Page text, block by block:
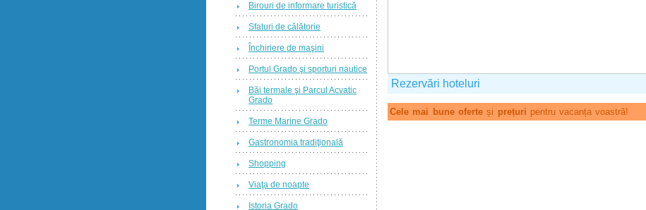
Rezervări hoteluri
Cele mai bune oferteși prețuri pentru vacanța voastră!
Birouri de informare turistică
Sfaturi de călătorie
Închiriere de maşini
Portul Grado şi sporturi nautice
Băi termale şi Parcul Acvatic
Grado
Terme Marine Grado
Gastronomia tradiţională
Shopping
Viaţa de noapte
Istoria Grado